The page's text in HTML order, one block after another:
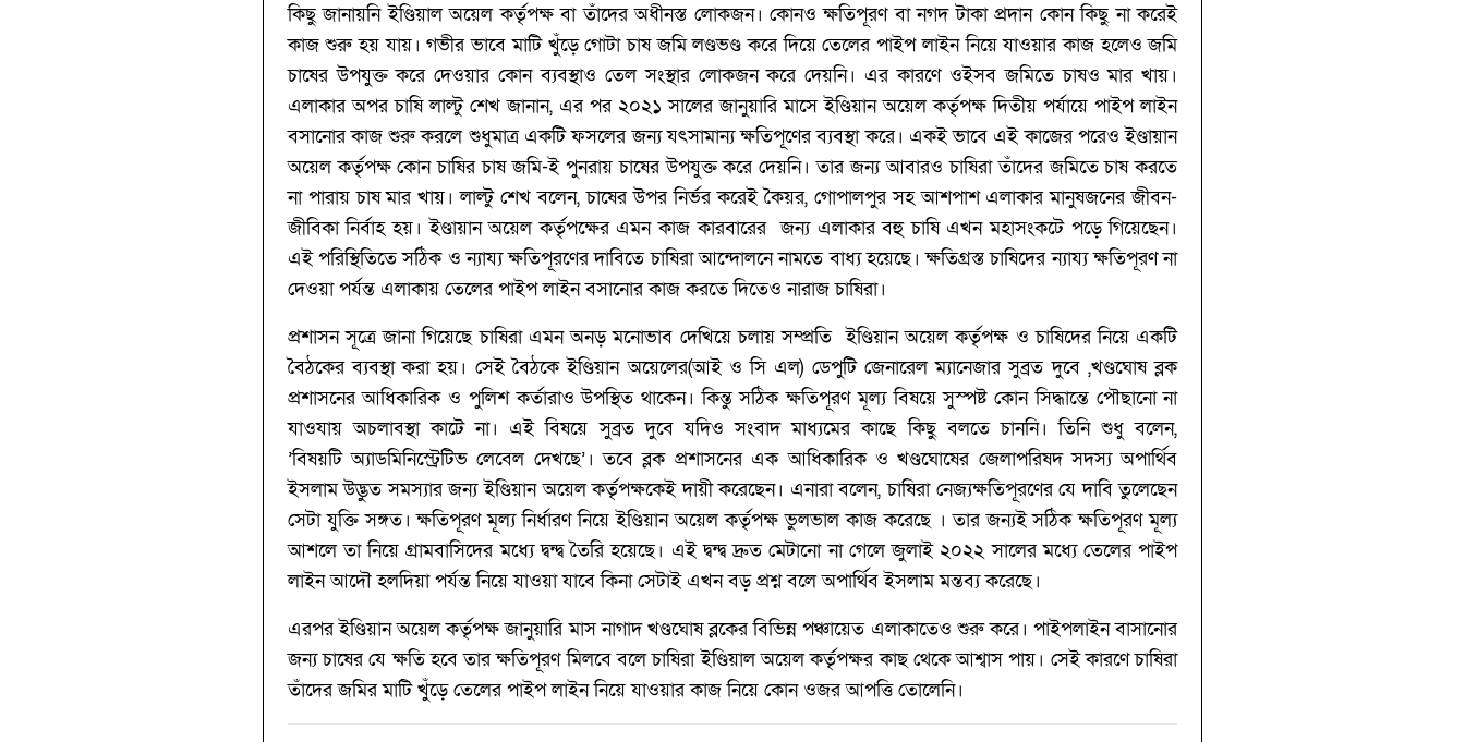
কিছু জানায়নি ইণ্ডিয়াল অয়েল কর্তৃপক্ষ বা তাঁদের অধীনস্ত লোকজন। কোনও ক্ষতিপূরণ বা নগদ টাকা প্রদান কোন কিছু না করেই
কাজ শুরু হয় যায়। গভীর ভাবে মাটি খুঁড়ে গোটা চাষ জমি লণ্ডভণ্ড করে দিয়ে তেলের পাইপ লাইন নিয়ে যাওয়ার কাজ হলেও জমি
চাষের উপযুক্ত করে দেওয়ার কোন ব্যবস্থাও তেল সংস্থার লোকজন করে দেয়নি। এর কারণে ওইসব জমিতে চাষও মার খায়।
এলাকার অপর চাষি লাল্টু শেখ জানান, এর পর ২০২১ সালের জানুয়ারি মাসে ইণ্ডিয়ান অয়েল কর্তৃপক্ষ দিতীয় পর্যায়ে পাইপ লাইন
বসানোর কাজ শুরু করলে শুধুমাত্র একটি ফসলের জন্য যৎসামান্য ক্ষতিপূণের ব্যবস্থা করে। একই ভাবে এই কাজের পরেও ইণ্ডায়ান
অয়েল কর্তৃপক্ষ কোন চাষির চাষ জমি-ই পুনরায় চাষের উপযুক্ত করে দেয়নি। তার জন্য আবারও চাষিরা তাঁদের জমিতে চাষ করতে
না পারায় চাষ মার খায়। লাল্টু শেখ বলেন, চাষের উপর নির্ভর করেই কৈয়র, গোপালপুর সহ আশপাশ এলাকার মানুষজনের জীবন-
জীবিকা নির্বাহ হয়। ইণ্ডায়ান অয়েল কর্তৃপক্ষের এমন কাজ কারবারের জন্য এলাকার বহু চাষি এখন মহাসংকটে পড়ে গিয়েছেন।
এই পরিস্থিতিতে সঠিক ও ন্যায্য ক্ষতিপূরণের দাবিতে চাষিরা আন্দোলনে নামতে বাধ্য হয়েছে। ক্ষতিগ্রস্ত চাষিদের ন্যায্য ক্ষতিপূরণ না
দেওয়া পর্যন্ত এলাকায় তেলের পাইপ লাইন বসানোর কাজ করতে দিতেও নারাজ চাষিরা।
প্রশাসন সূত্রে জানা গিয়েছে চাষিরা এমন অনড় মনোভাব দেখিয়ে চলায় সম্প্রতি ইণ্ডিয়ান অয়েল কর্তৃপক্ষ ও চাষিদের নিয়ে একটি
বৈঠকের ব্যবস্থা করা হয়। সেই বৈঠকে ইণ্ডিয়ান অয়েলের(আই ও সি এল) ডেপুটি জেনারেল ম্যানেজার সুব্রত দুবে ,খণ্ডঘোষ ব্লক
প্রশাসনের আধিকারিক ও পুলিশ কর্তারাও উপস্থিত থাকেন। কিন্তু সঠিক ক্ষতিপূরণ মূল্য বিষয়ে সুস্পষ্ট কোন সিদ্ধান্তে পৌছানো না
যাওযায় অচলাবস্থা কাটে না। এই বিষয়ে সুব্রত দুবে যদিও সংবাদ মাধ্যমের কাছে কিছু বলতে চাননি। তিনি শুধু বলেন,
’বিষয়টিঅ্যাডমিনিস্ট্রেটিভ লেবেল দেখছে’। তবে ব্লক প্রশাসনের এক আধিকারিক ও খণ্ডঘোষের জেলাপরিষদ সদস্য অপার্থিব
ইসলাম উদ্ভুত সমস্যার জন্য ইণ্ডিয়ান অয়েল কর্তৃপক্ষকেই দায়ী করেছেন। এনারা বলেন, চাষিরা নেজ্যক্ষতিপূরণের যে দাবি তুলেছেন
সেটা যুক্তি সঙ্গত। ক্ষতিপূরণ মূল্য নির্ধারণ নিয়ে ইণ্ডিয়ান অয়েল কর্তৃপক্ষ ভুলভাল কাজ করেছে । তার জন্যই সঠিক ক্ষতিপূরণ মূল্য
আশলে তা নিয়ে গ্রামবাসিদের মধ্যে দ্বন্দ্ব তৈরি হয়েছে। এই দ্বন্দ্ব দ্রুত মেটানো না গেলে জুলাই ২০২২ সালের মধ্যে তেলের পাইপ
লাইন আদৌ হলদিয়া পর্যন্ত নিয়ে যাওয়া যাবে কিনা সেটাই এখন বড় প্রশ্ন বলে অপার্থিব ইসলাম মন্তব্য করেছে।
এরপর ইণ্ডিয়ান অয়েল কর্তৃপক্ষ জানুয়ারি মাস নাগাদ খণ্ডঘোষ ব্লকের বিভিন্ন পঞ্চায়েত এলাকাতেও শুরু করে। পাইপলাইন বাসানোর
জন্য চাষের যে ক্ষতি হবে তার ক্ষতিপূরণ মিলবে বলে চাষিরা ইণ্ডিয়াল অয়েল কর্তৃপক্ষর কাছ থেকে আশ্বাস পায়। সেই কারণে চাষিরা
তাঁদের জমির মাটি খুঁড়ে তেলের পাইপ লাইন নিয়ে যাওয়ার কাজ নিয়ে কোন ওজর আপত্তি তোলেনি।